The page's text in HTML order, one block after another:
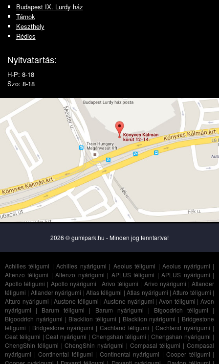
Budapest IX. Lurdy ház
Tárnok
Keszthely
Rédics
Nyitvatartás:
H-P: 8-18
Szo: 8-18
2026 © gumipark.hu - Minden jog fenntartva!
Achilles téligumi |Achilles nyárigumi | Aeolus téligumi |Aeolus nyárigumi |
Altenzo téligumi |Altenzo nyárigumi | APLUS téligumi |APLUS nyárigumi |
Apollo téligumi | Apollo nyárigumi |Arivo téligumi | Arivo nyárigumi |Atlander
téligumi | Atlander nyárigumi | Atlas téligumi |Atlas nyárigumi |Atturo téligumi |
Atturo nyárigumi |Austone téligumi |Austone nyárigumi |Avon téligumi |Avon
nyárigumi | Barum téligumi | Barum nyárigumi | Bfgoodrich téligumi |
Bfgoodrich nyárigumi | Blacklion téligumi | Blacklion nyárigumi | Bridgestone
téligumi | Bridgestone nyárigumi | Cachland téligumi | Cachland nyárigumi |
Ceat téligumi |Ceat nyárigumi | Chengshan téligumi |Chengshan nyárigumi |
ChengShin téligumi |ChengShin nyárigumi | Compasal téligumi |Compasal
nyárigumi | Continental téligumi | Continental nyárigumi | Cooper téligumi |